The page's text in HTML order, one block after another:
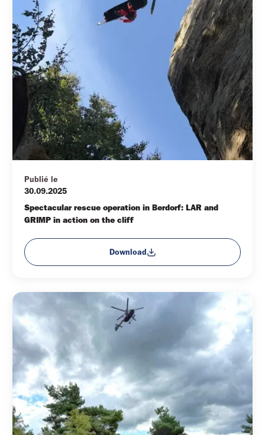
Publié le
30.09.2025
Spectacular rescue operation in Berdorf: LAR and
GRIMP in action on the cliff
Download